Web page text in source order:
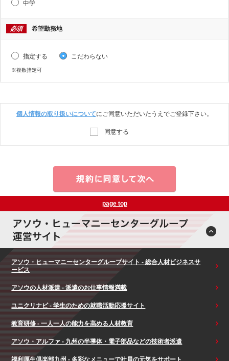
中学
必須 希望勤務地
指定する こだわらない
※複数指定可
個人情報の取り扱いについてにご同意いただいたうえでご登録下さい。
同意する
page top
アソウ・ヒューマニーセンターグループサイト - 総合人材ビジネスサ
ービス
アソウの人材派遣 - 派遣のお仕事情報満載
ユニクリナビ - 学生のための就職活動応援サイト
教育研修 - 一人一人の能力を高める人材教育
アソウ・アルファ - 九州の半導体・電子部品などの技術者派遣
福利厚生倶楽部九州 - 多彩なメニューで社員の元気をサポート